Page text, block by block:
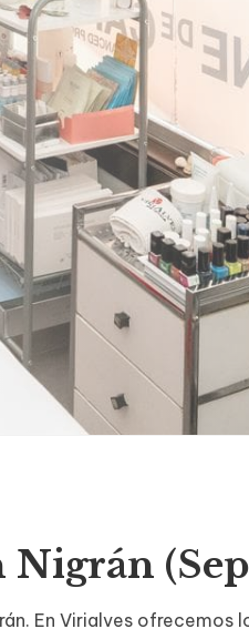
Nigrán
En Virialves ofrecemos